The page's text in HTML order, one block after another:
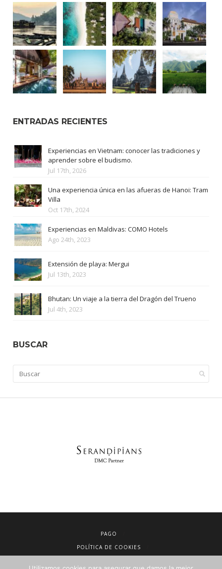
ENTRADAS RECIENTES
Experiencias en Vietnam: conocer las tradiciones y
aprender sobre el budismo.
Jul 17th, 2026
Una experiencia única en las afueras de Hanoi: Tram
Villa
Oct 17th, 2024
Experiencias en Maldivas: COMO Hotels
Ago 24th, 2023
Extensión de playa: Mergui
Jul 13th, 2023
Bhutan: Un viaje a la tierra del Dragón del Trueno
Jul 4th, 2023
BUSCAR
PAGO
POLÍTICA DE COOKIES